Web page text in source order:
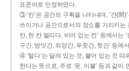
표준어로 인정하였다.
③ ‘칸’은 공간의 구획을 나타내며, ‘간(間
쓰이거나 공간으로서의 장소를 가리키는
칸, 한 칸 벌리다, 비어 있는 칸’ 등에서는
구간, 방앗간, 외양간, 푸줏간, 헛간’ 등에
④ ‘털다’는 달려 있는 것, 붙어 있는 것
한다는 뜻으로, 주로 ‘옷, 이불’ 등과 같이